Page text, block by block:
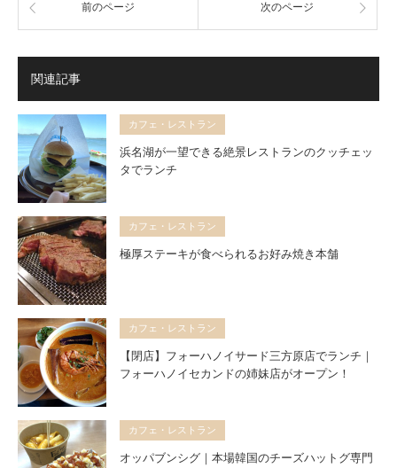
前のページ 次のページ
関連記事
カフェ・レストラン
浜名湖が一望できる絶景レストランのクッチェッ
タでランチ
カフェ・レストラン
極厚ステーキが食べられるお好み焼き本舗
カフェ・レストラン
【閉店】フォーハノイサード三方原店でランチ｜
フォーハノイセカンドの姉妹店がオープン！
カフェ・レストラン
オッパブンシグ｜本場韓国のチーズハットグ専門